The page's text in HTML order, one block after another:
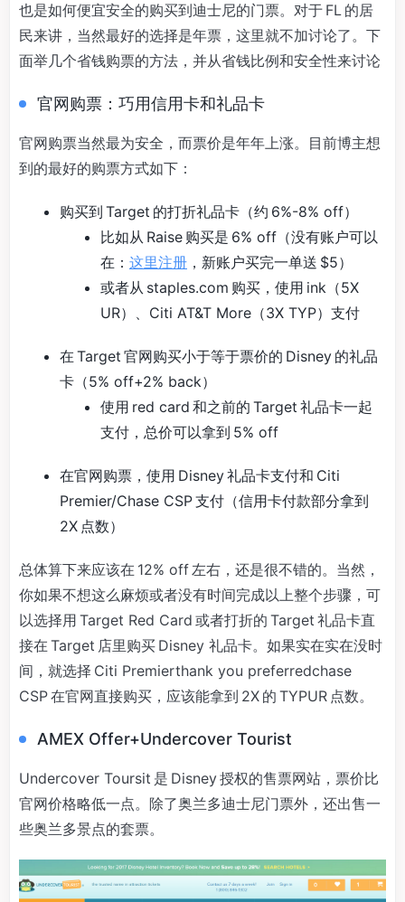
也是如何便宜安全的购买到迪士尼的门票。对于 FL 的居
民来讲，当然最好的选择是年票，这里就不加讨论了。下
面举几个省钱购票的方法，并从省钱比例和安全性来讨论
官网购票：巧用信用卡和礼品卡
官网购票当然最为安全，而票价是年年上涨。目前博主想
到的最好的购票方式如下：
购买到 Target 的打折礼品卡（约 6%-8% off）
比如从 Raise 购买是 6% off（没有账户可以
在： 这里注册 ，新账户买完一单送 $5）
或者从 staples.com 购买，使用 ink（5X
UR）、Citi AT&T More（3X TYP）支付
在 Target 官网购买小于等于票价的 Disney 的礼品
卡（5% off+2% back）
使用 red card 和之前的 Target 礼品卡一起
支付，总价可以拿到 5% off
在官网购票，使用 Disney 礼品卡支付和 Citi
Premier/Chase CSP 支付（信用卡付款部分拿到
2X 点数）
总体算下来应该在 12% off 左右，还是很不错的。当然，
你如果不想这么麻烦或者没有时间完成以上整个步骤，可
以选择用 Target Red Card 或者打折的 Target 礼品卡直
接在 Target 店里购买 Disney 礼品卡。如果实在实在没时
间，就选择 Citi Premierthank you preferredchase
CSP 在官网直接购买，应该能拿到 2X 的 TYPUR 点数。
AMEX Offer+Undercover Tourist
Undercover Toursit 是 Disney 授权的售票网站，票价比
官网价格略低一点。除了奥兰多迪士尼门票外，还出售一
些奥兰多景点的套票。